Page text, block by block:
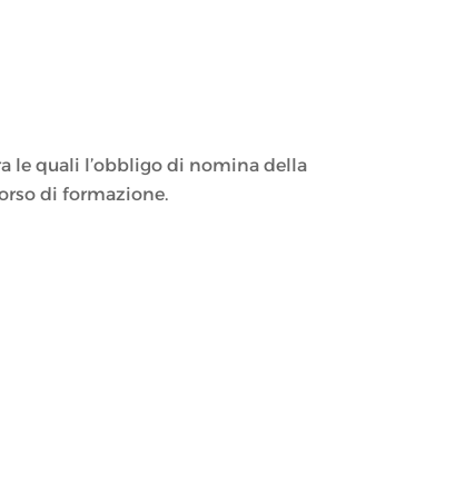
le quali l’obbligo di nomina della
di formazione.